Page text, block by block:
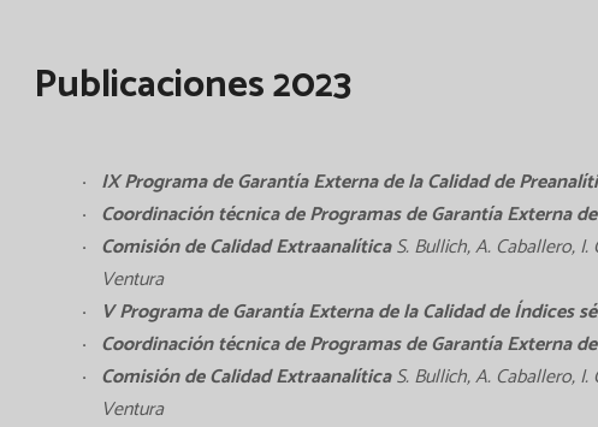
Publicaciones 2023
IX Programa de Garantía Externa de la Calidad de
Coordinación técnica de Programas de Garantía Externa
Comisión de Calidad ExtraanalíticaS. Bullich, A. Caballero, I.
Ventura
V Programa de Garantía Externa de la Calidad de Índices
Coordinación técnica de Programas de Garantía Externa
Comisión de Calidad ExtraanalíticaS. Bullich, A. Caballero, I.
Ventura